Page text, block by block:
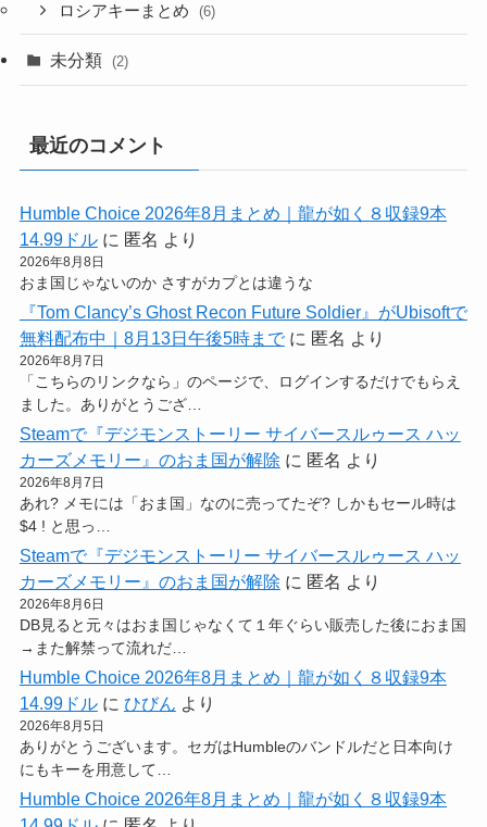
ロシアキーまとめ (6)
未分類 (2)
最近のコメント
Humble Choice 2026年8月まとめ｜龍が如く８収録9本
14.99ドルに 匿名 より
2026年8月8日
おま国じゃないのか さすがカプとは違うな
『Tom Clancy’s Ghost Recon Future Soldier』がUbisoftで
無料配布中｜8月13日午後5時までに 匿名 より
2026年8月7日
「こちらのリンクなら」のページで、ログインするだけでもらえ
ました。ありがとうござ…
Steamで『デジモンストーリー サイバースルゥース ハッ
カーズメモリー』のおま国が解除 に 匿名 より
2026年8月7日
あれ? メモには「おま国」なのに売ってたぞ? しかもセール時は
$4 ! と思っ…
Steamで『デジモンストーリー サイバースルゥース ハッ
カーズメモリー』のおま国が解除 に 匿名 より
2026年8月6日
DB見ると元々はおま国じゃなくて１年ぐらい販売した後におま国
→また解禁って流れだ…
Humble Choice 2026年8月まとめ｜龍が如く８収録9本
14.99ドルに ひびん より
2026年8月5日
ありがとうございます。セガはHumbleのバンドルだと日本向け
にもキーを用意して…
Humble Choice 2026年8月まとめ｜龍が如く８収録9本